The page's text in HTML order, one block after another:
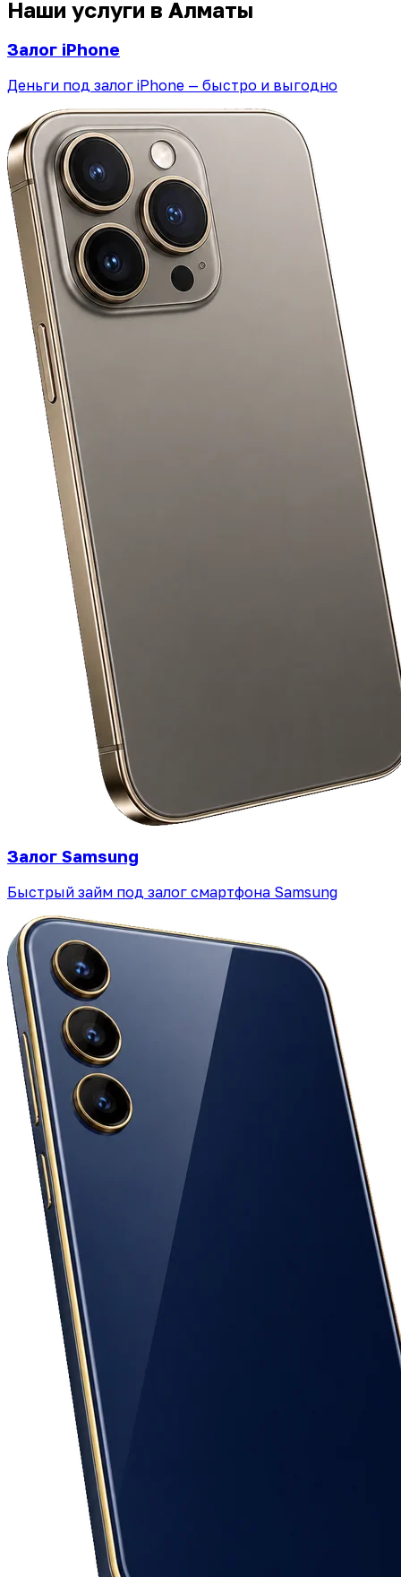
Наши услуги в Алматы
Залог iPhone
Деньги под залог iPhone — быстро и выгодно
Залог Samsung
Быстрый займ под залог смартфона Samsung